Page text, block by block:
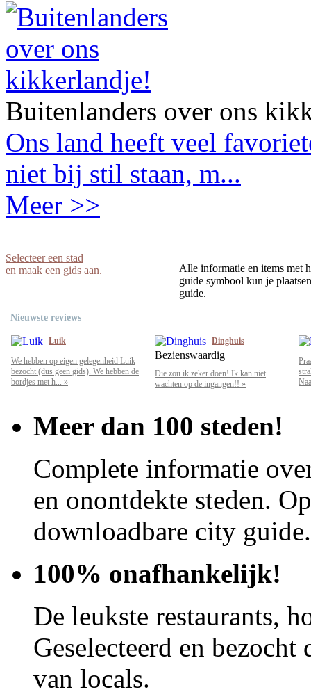
Buitenlanders over ons
Ons land heeft veel
niet bij stil staan, m...
Meer >>
Selecteer een stad
en maak een gids aan.
Alle informatie en items met
guide symbool kun je
guide.
Nieuwste reviews
Luik
We hebben op eigen gelegenheid Luik
bezocht (dus geen gids). We hebben de
bordjes met h... »
Dinghuis
Bezienswaardig
Die zou ik zeker doen! Ik kan niet
wachten op de ingangen!! »
Meer dan 100 steden!
Complete informatie
en onontdekte steden.
downloadbare city guide.
100% onafhankelijk!
De leukste restaurants,
Geselecteerd en
van locals.